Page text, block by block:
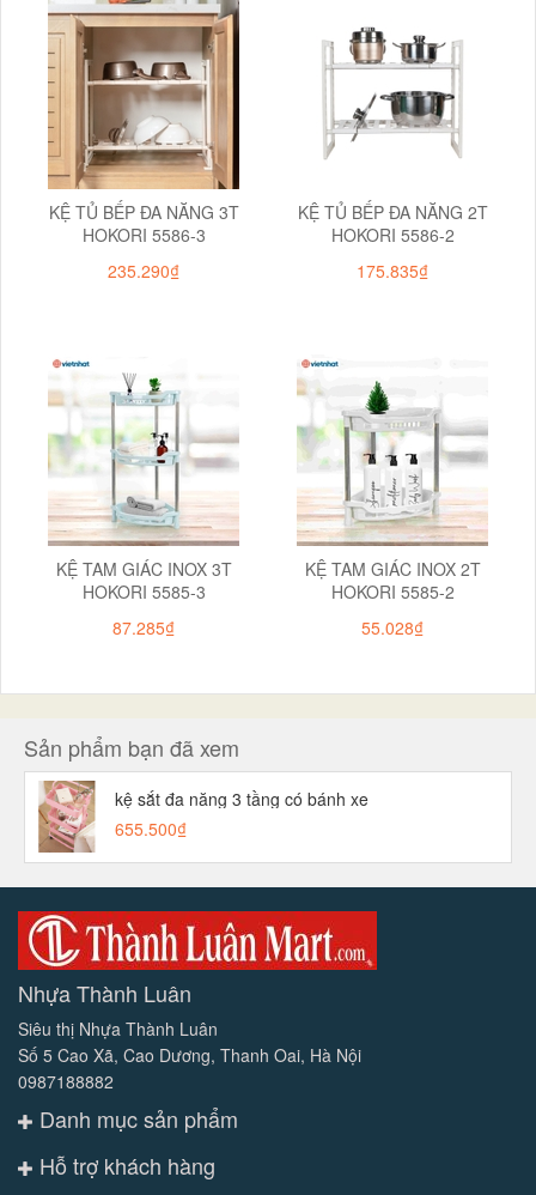
KỆ TỦ BẾP ĐA NĂNG 3T
HOKORI 5586-3
235.290₫
KỆ TỦ BẾP ĐA NĂNG 2T
HOKORI 5586-2
175.835₫
KỆ TAM GIÁC INOX 3T
HOKORI 5585-3
87.285₫
KỆ TAM GIÁC INOX 2T
HOKORI 5585-2
55.028₫
Sản phẩm bạn đã xem
kệ sắt đa năng 3 tầng có bánh xe
655.500₫
Nhựa Thành Luân
Siêu thị Nhựa Thành Luân
Số 5 Cao Xã, Cao Dương, Thanh Oai, Hà Nội
0987188882
Danh mục sản phẩm
Hỗ trợ khách hàng